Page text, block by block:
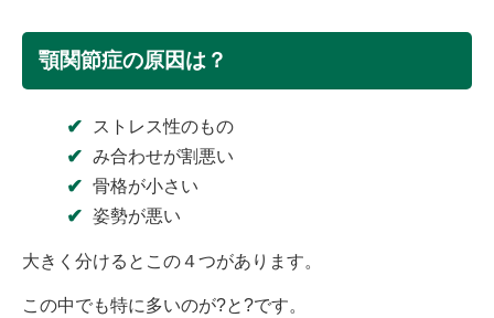
顎関節症の原因は？
ストレス性のもの
み合わせが割悪い
骨格が小さい
姿勢が悪い
大きく分けるとこの４つがあります。
この中でも特に多いのが?と?です。